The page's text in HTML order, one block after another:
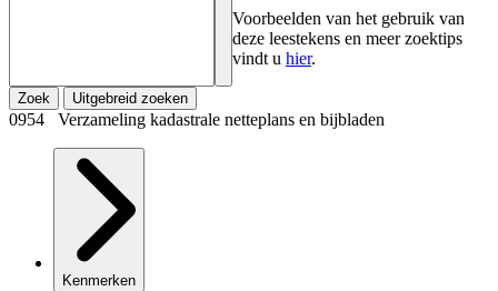
Voorbeelden van het gebruik van
deze leestekens en meer zoektips
vindt u hier.
Zoek Uitgebreid zoeken
0954 Verzameling kadastrale netteplans en bijbladen
Kenmerken